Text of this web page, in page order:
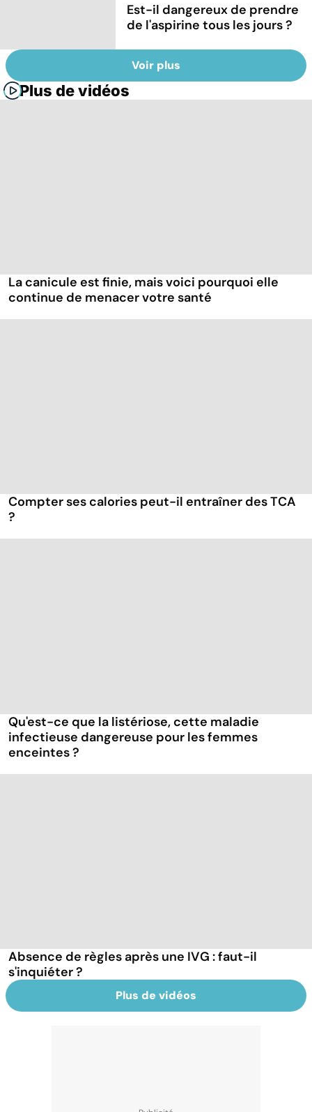
Est-il dangereux de prendre
de l'aspirine tous les jours ?
Voir plus
Plus de vidéos
La canicule est finie, mais voici pourquoi elle
continue de menacer votre santé
Compter ses calories peut-il entraîner des TCA
?
Qu'est-ce que la listériose, cette maladie
infectieuse dangereuse pour les femmes
enceintes ?
Absence de règles après une IVG : faut-il
s'inquiéter ?
Plus de vidéos